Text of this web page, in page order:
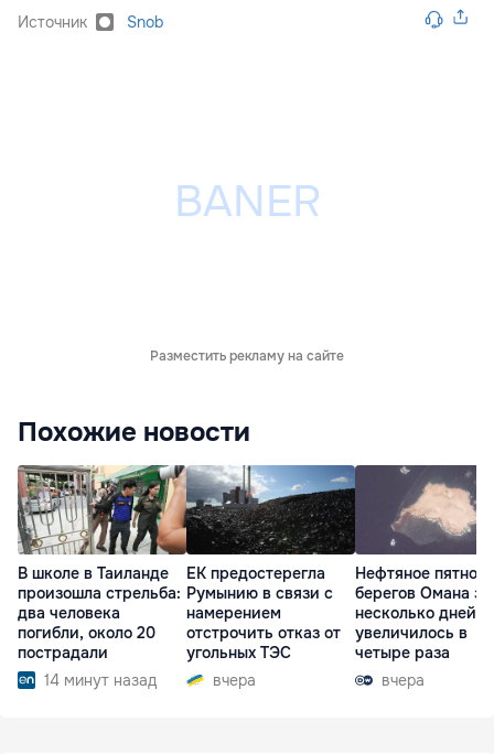
Источник Snob
Разместить рекламу на сайте
Похожие новости
В школе в Таиланде
произошла стрельба:
два человека
погибли, около 20
пострадали
14 минут назад
ЕК предостерегла
Румынию в связи с
намерением
отстрочить отказ от
угольных ТЭС
вчера
Нефтяное пятно у
берегов Омана за
несколько дней
увеличилось в
четыре раза
вчера